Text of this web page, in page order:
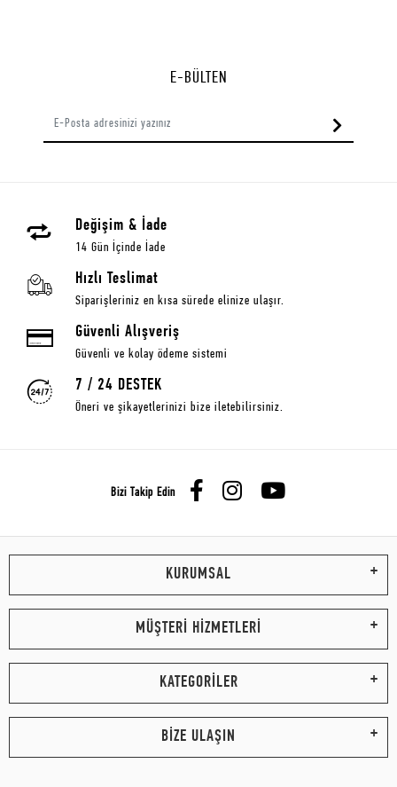
E-BÜLTEN
Değişim & İade
14 Gün İçinde İade
Hızlı Teslimat
Siparişleriniz en kısa sürede elinize ulaşır.
Güvenli Alışveriş
Güvenli ve kolay ödeme sistemi
7 / 24 DESTEK
Öneri ve şikayetlerinizi bize iletebilirsiniz.
Bizi Takip Edin
KURUMSAL
MÜŞTERİ HİZMETLERİ
KATEGORİLER
BİZE ULAŞIN